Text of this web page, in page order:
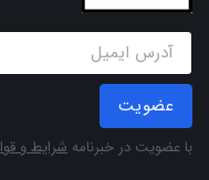
عضویت
با عضویت در خبرنامه شرایط و